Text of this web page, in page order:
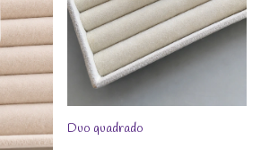
Duo quadrado